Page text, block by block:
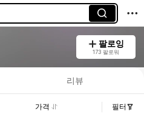
팔로잉
173 팔로워
리뷰
가격 필터